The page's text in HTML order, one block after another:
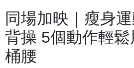
同場加映｜瘦身
背操 5個動作輕
桶腰